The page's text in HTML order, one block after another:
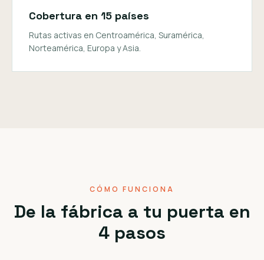
Cobertura en 15 países
Rutas activas en Centroamérica, Suramérica,
Norteamérica, Europa y Asia.
CÓMO FUNCIONA
De la fábrica a tu puerta en
4 pasos